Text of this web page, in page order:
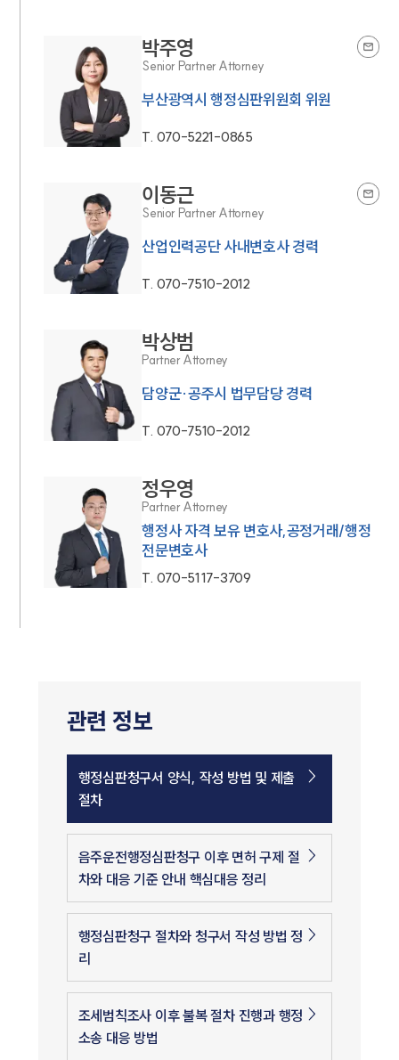
박주영
Senior Partner Attorney
부산광역시 행정심판위원회 위원
T. 070-5221-0865
이동근
Senior Partner Attorney
산업인력공단 사내변호사 경력
T. 070-7510-2012
박상범
Partner Attorney
담양군·공주시 법무담당 경력
T. 070-7510-2012
정우영
Partner Attorney
행정사 자격 보유 변호사,공정거래/행정
전문변호사
T. 070-5117-3709
관련 정보
행정심판청구서 양식, 작성 방법 및 제출
절차
음주운전행정심판청구 이후 면허 구제 절
차와 대응 기준 안내 핵심대응 정리
행정심판청구 절차와 청구서 작성 방법 정
리
조세범칙조사 이후 불복 절차 진행과 행정
소송 대응 방법